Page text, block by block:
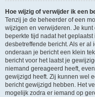
Hoe wijzig of verwijder ik een
Tenzij je de beheerder of een
wijzigen en verwijderen. Je
beperkte tijd nadat het
desbetreffende bericht. Als er al
onderaan je bericht een klein
bericht voor het laatst je
niemand gereageerd heeft,
gewijzigd heeft. Zij kunnen wel
bericht gewijzigd hebben. Het
mogelijk zodra er iemand op